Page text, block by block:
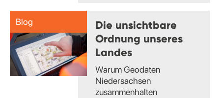
Blog
Die unsichtbare
Ordnung unseres
Landes
Warum Geodaten
Niedersachsen
zusammenhalten